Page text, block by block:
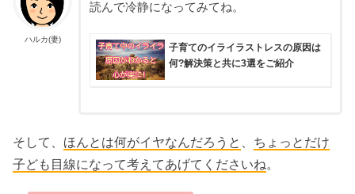
ハルカ(妻)
読んで冷静になってみてね。
子育てのイライラストレスの原因は
何?解決策と共に3選をご紹介
そして、 ほんとは何がイヤなんだろうと
ちょっとだけ
子ども目線になって考えてあげてくださいね。